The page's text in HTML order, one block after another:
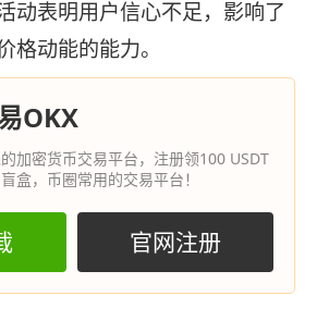
动表明用户信心不足，影响了
格动能的能力。
OKX
加密货币交易平台，注册领100 USDT
盒，币圈常用的交易平台！
官网注册